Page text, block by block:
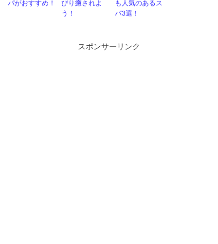
パがおすすめ！
びり癒されよ
う！
も人気のあるス
パ3選！
スポンサーリンク